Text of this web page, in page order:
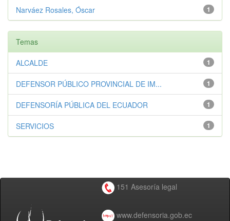
1
Narváez Rosales, Óscar
Temas
1
ALCALDE
1
DEFENSOR PÚBLICO PROVINCIAL DE IM...
1
DEFENSORÍA PÚBLICA DEL ECUADOR
1
SERVICIOS
151 Asesoría legal
www.defensoria.gob.ec